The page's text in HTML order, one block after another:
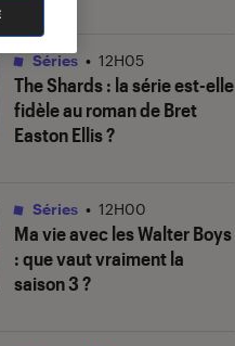
The Shards: la série est-elle
fidèle au roman de Bret
Easton Ellis ?
Séries • 12H05
Ma vie avec les Walter Boys
: que vaut vraiment la
saison 3 ?
Séries • 12H00